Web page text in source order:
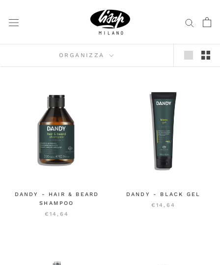
contenuto
ORGANIZZA
DANDY - HAIR & BEARD
SHAMPOO
€14,64
DANDY - BLACK GEL
€14,64